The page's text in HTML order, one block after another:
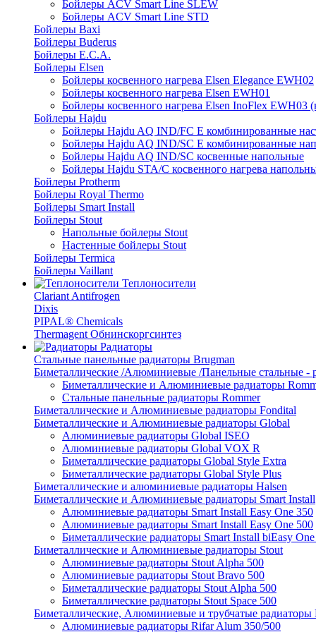
Бойлеры ACV Smart Line SLEW
Бойлеры ACV Smart Line STD
Бойлеры Baxi
Бойлеры Buderus
Бойлеры E.C.A.
Бойлеры Elsen
Бойлеры косвенного нагрева Elsen Elegance EWH02
Бойлеры косвенного нагрева Elsen EWH01
Бойлеры косвенного нагрева Elsen InoFlex EWH03
Бойлеры Hajdu
Бойлеры Hajdu AQ IND/FC E комбинированные
Бойлеры Hajdu AQ IND/SC E комбинированные
Бойлеры Hajdu AQ IND/SC косвенные напольные
Бойлеры Hajdu STA/C косвенного нагрева
Бойлеры Protherm
Бойлеры Royal Thermo
Бойлеры Smart Install
Бойлеры Stout
Напольные бойлеры Stout
Настенные бойлеры Stout
Бойлеры Termica
Бойлеры Vaillant
Теплоносители
Clariant Antifrogen
Dixis
PIPAL® Chemicals
Thermagent Обнинскоргсинтез
Радиаторы
Стальные панельные радиаторы Brugman
Биметаллические /Алюминиевые /Панельные стальные -
Биметаллические и Алюминиевые радиаторы
Стальные панельные радиаторы Rommer
Биметаллические и Алюминиевые радиаторы Fondital
Биметаллические и Алюминиевые радиаторы Global
Алюминиевые радиаторы Global ISEO
Алюминиевые радиаторы Global VOX R
Биметаллические радиаторы Global Style Extra
Биметаллические радиаторы Global Style Plus
Биметаллические и алюминиевые радиаторы Halsen
Биметаллические и Алюминиевые радиаторы Smart Install
Алюминиевые радиаторы Smart Install Easy One 350
Алюминиевые радиаторы Smart Install Easy One 500
Биметаллические радиаторы Smart Install biEasy
Биметаллические и Алюминиевые радиаторы Stout
Алюминиевые радиаторы Stout Alpha 500
Алюминиевые радиаторы Stout Bravo 500
Биметаллические радиаторы Stout Alpha 500
Биметаллические радиаторы Stout Space 500
Биметаллические, Алюминиевые и трубчатые радиаторы
Алюминиевые радиаторы Rifar Alum 350/500